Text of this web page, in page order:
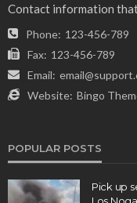
Contact information
Phone: 123-456-789
Fax: 123-456-789
Email:
Website: Bingo
POPULAR POSTS
Pick up
Los